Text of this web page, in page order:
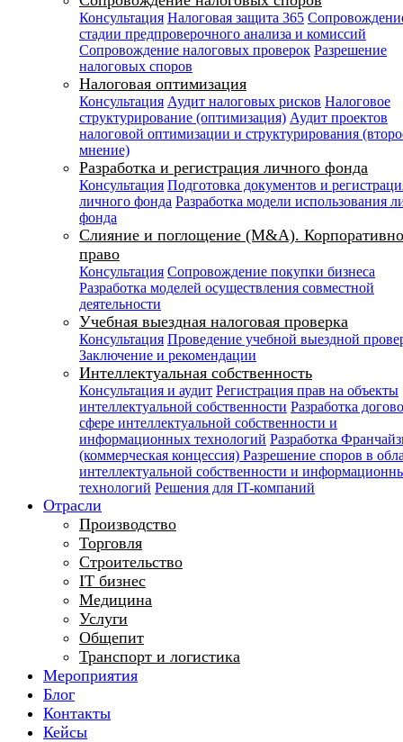
Консультация Налоговая защита 365
стадии предпроверочного анализа и комиссий
Сопровождение налоговых проверок Разрешение
налоговых споров
Налоговая оптимизация
Консультация Аудит налоговых рисков Налоговое
структурирование (оптимизация) Аудит проектов
налоговой оптимизации и структурирования
мнение)
Разработка и регистрация личного фонда
Консультация Подготовка документов и
личного фонда Разработка модели использования
фонда
Слияние и поглощение (M&A).
право
Консультация Сопровождение покупки бизнеса
Разработка моделей осуществления совместной
деятельности
Учебная выездная налоговая проверка
Консультация Проведение учебной выездной
Заключение и рекомендации
Интеллектуальная собственность
Консультация и аудит Регистрация прав на объекты
интеллектуальной собственности Разработка
сфере интеллектуальной собственности и
информационных технологий Разработка
(коммерческая концессия) Разрешение споров в
интеллектуальной собственности и
технологий Решения для IT-компаний
Отрасли
Производство
Торговля
Строительство
IT бизнес
Медицина
Услуги
Общепит
Транспорт и логистика
Мероприятия
Блог
Контакты
Кейсы